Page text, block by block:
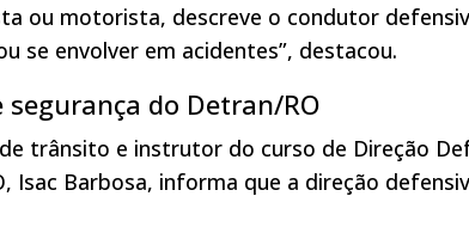
ou motorista, descreve o condutor
se envolver em acidentes”, destacou.
segurança do Detran/RO
trânsito e instrutor do curso de Direção
Isac Barbosa, informa que a direção